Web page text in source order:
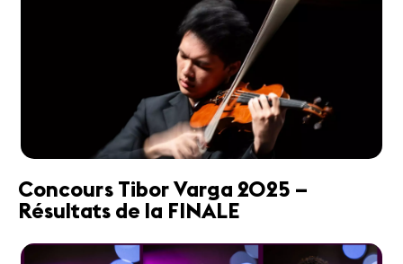
Concours Tibor Varga 2025 –
Résultats de la FINALE